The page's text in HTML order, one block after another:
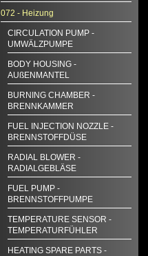
072 - Heizung
CIRCULATION PUMP -
UMWÄLZPUMPE
BODY HOUSING -
AUßENMANTEL
BURNING CHAMBER -
BRENNKAMMER
FUEL INJECTION NOZZLE -
BRENNSTOFFDÜSE
RADIAL BLOWER -
RADIALGEBLÄSE
FUEL PUMP -
BRENNSTOFFPUMPE
TEMPERATURE SENSOR -
TEMPERATURFÜHLER
HEATING SPARE PARTS -